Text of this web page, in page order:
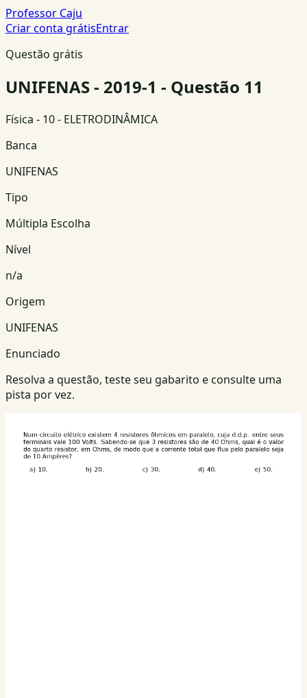
Professor Caju
Criar conta grátisEntrar
Questão grátis
UNIFENAS - 2019-1 - Questão 11
Física - 10 - ELETRODINÂMICA
Banca
UNIFENAS
Tipo
Múltipla Escolha
Nível
n/a
Origem
UNIFENAS
Enunciado
Resolva a questão, teste seu gabarito e consulte uma
pista por vez.